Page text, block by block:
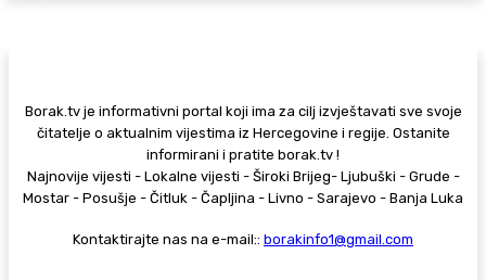
Borak.tv je informativni portal koji ima za cilj izvještavati sve svoje
čitatelje o aktualnim vijestima iz Hercegovine i regije. Ostanite
informirani i pratite borak.tv !
Najnovije vijesti - Lokalne vijesti - Široki Brijeg- Ljubuški - Grude -
Mostar - Posušje - Čitluk - Čapljina - Livno - Sarajevo - Banja Luka
Kontaktirajte nas na e-mail:: borakinfo1@gmail.com